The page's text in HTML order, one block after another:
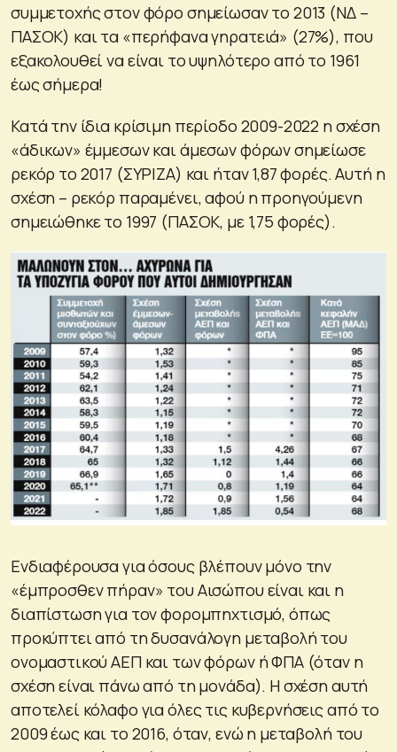
συμμετοχής στον φόρο σημείωσαν το 2013 (ΝΔ –
ΠΑΣΟΚ) και τα «περήφανα γηρατειά» (27%), που
εξακολουθεί να είναι το υψηλότερο από το 1961
έως σήμερα!
Κατά την ίδια κρίσιμη περίοδο 2009-2022 η σχέση
«άδικων» έμμεσων και άμεσων φόρων σημείωσε
ρεκόρ το 2017 (ΣΥΡΙΖΑ) και ήταν 1,87 φορές. Αυτή η
σχέση – ρεκόρ παραμένει, αφού η προηγούμενη
σημειώθηκε το 1997 (ΠΑΣΟΚ, με 1,75 φορές).
Ενδιαφέρουσα για όσους βλέπουν μόνο την
«έμπροσθεν πήραν» του Αισώπου είναι και η
διαπίστωση για τον φορομπηχτισμό, όπως
προκύπτει από τη δυσανάλογη μεταβολή του
ονομαστικού ΑΕΠ και των φόρων ή ΦΠΑ (όταν η
σχέση είναι πάνω από τη μονάδα). Η σχέση αυτή
αποτελεί κόλαφο για όλες τις κυβερνήσεις από το
2009 έως και το 2016, όταν, ενώ η μεταβολή του